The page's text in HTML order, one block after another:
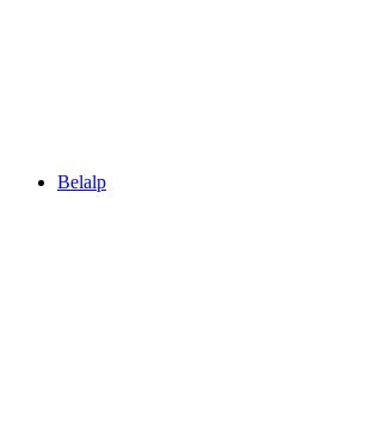
Belalp